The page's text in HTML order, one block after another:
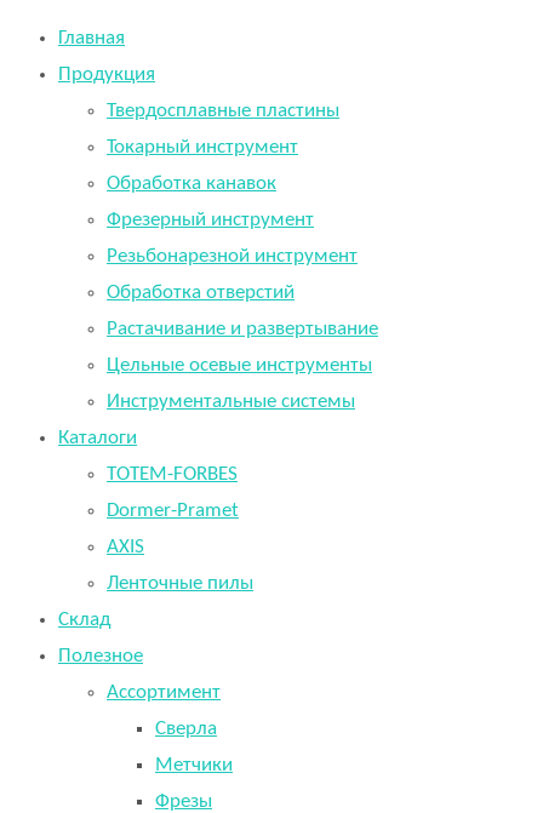
Главная
Продукция
Твердосплавные пластины
Токарный инструмент
Обработка канавок
Фрезерный инструмент
Резьбонарезной инструмент
Обработка отверстий
Растачивание и развертывание
Цельные осевые инструменты
Инструментальные системы
Каталоги
TOTEM-FORBES
Dormer-Pramet
AXIS
Ленточные пилы
Склад
Полезное
Ассортимент
Сверла
Метчики
Фрезы